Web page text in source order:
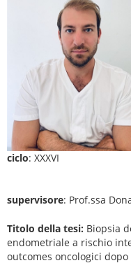
ciclo: XXXVI
supervisore: Prof.ssa
Titolo della tesi: Biopsia
endometriale a rischio
outcomes oncologici dopo